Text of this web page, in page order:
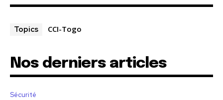
Topics CCI-Togo
Nos derniers articles
Sécurité